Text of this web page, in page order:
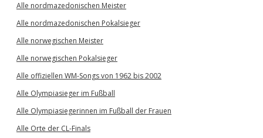
Alle nordmazedonischen Meister
Alle nordmazedonischen Pokalsieger
Alle norwegischen Meister
Alle norwegischen Pokalsieger
Alle offiziellen WM-Songs von 1962 bis 2002
Alle Olympiasieger im Fußball
Alle Olympiasiegerinnen im Fußball der Frauen
Alle Orte der CL-Finals